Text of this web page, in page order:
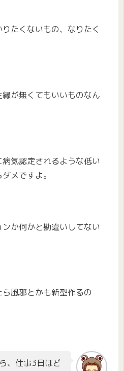
たくないもの、なりたく
が無くてもいいものなん
気認定されるような低い
メですよ。
か何かと勘違いしてない
風邪とかも新型作るの
、仕事3日ほど